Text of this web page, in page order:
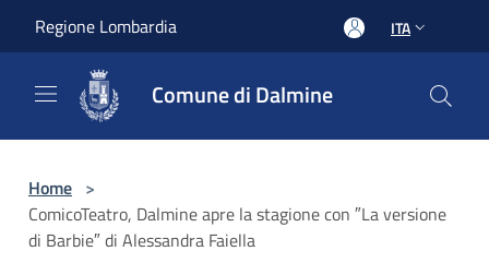
Regione Lombardia ITA
Comune di Dalmine
Home >
ComicoTeatro, Dalmine apre la stagione con ″La versione
di Barbie″ di Alessandra Faiella